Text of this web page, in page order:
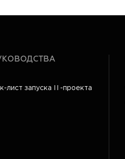
лист запуска IT-проекта